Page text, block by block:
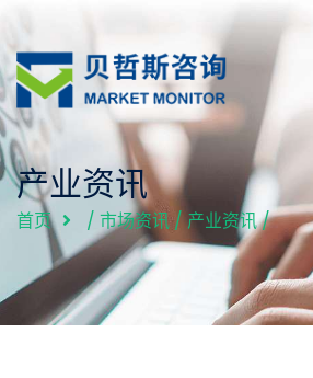
产业资讯
首页 / 市场资讯/产业资讯/